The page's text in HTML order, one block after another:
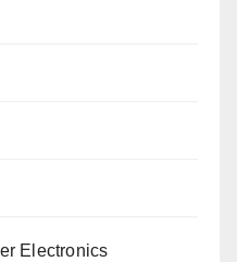
Electronics